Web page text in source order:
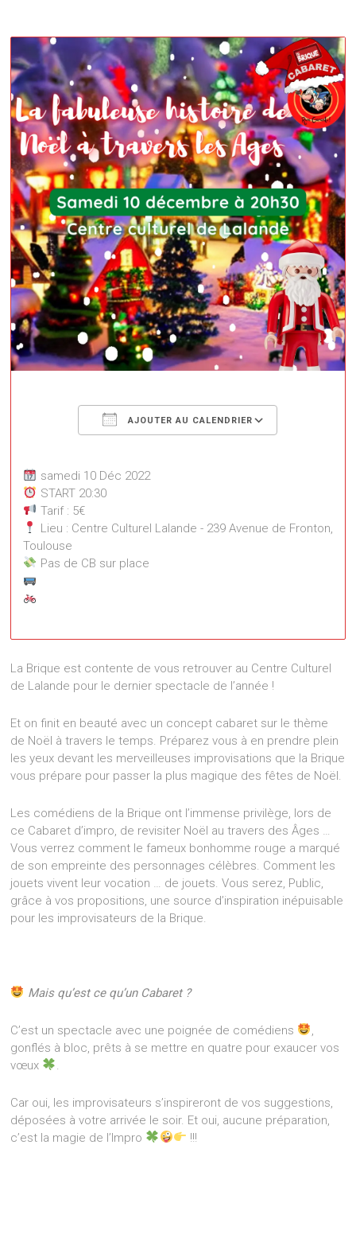
La Brique est contente de vous retrouver au Centre Culturel
de Lalande pour le dernier spectacle de l’année !
Et on finit en beauté avec un concept cabaret sur le thème
de Noël à travers le temps. Préparez vous à en prendre plein
les yeux devant les merveilleuses improvisations que la Brique
vous prépare pour passer la plus magique des fêtes de Noël.
Les comédiens de la Brique ont l’immense privilège, lors de
ce Cabaret d’impro, de revisiter Noël au travers des Âges …
Vous verrez comment le fameux bonhomme rouge a marqué
de son empreinte des personnages célèbres. Comment les
jouets vivent leur vocation … de jouets. Vous serez, Public,
grâce à vos propositions, une source d’inspiration inépuisable
pour les improvisateurs de la Brique.
Mais qu’est ce qu’un Cabaret ?
C’est un spectacle avec une poignée de comédiens
,
gonflés à bloc, prêts à se mettre en quatre pour exaucer vos
vœux
.
Car oui, les improvisateurs s’inspireront de vos suggestions,
déposées à votre arrivée le soir. Et oui, aucune préparation,
c’est la magie de l’Impro
!!!
AJOUTER AU CALENDRIER
Télécharger ICS
samedi 10 Déc 2022
START 20:30
Tarif : 5€
Lieu : Centre Culturel Lalande - 239 Avenue de Fronton,
Toulouse
Pas de CB sur place
239 Avenue de Fronton - Toulouse